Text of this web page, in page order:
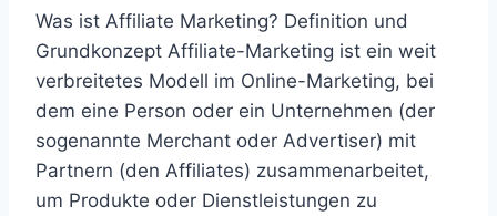
Was ist Affiliate Marketing? Definition und
Grundkonzept Affiliate-Marketing ist ein weit
verbreitetes Modell im Online-Marketing, bei
dem eine Person oder ein Unternehmen (der
sogenannte Merchant oder Advertiser) mit
Partnern (den Affiliates) zusammenarbeitet,
um Produkte oder Dienstleistungen zu